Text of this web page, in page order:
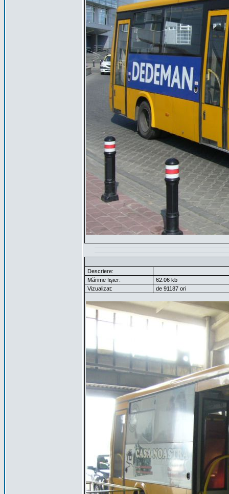
Descriere:
Mărime fişier:
62.06 kb
Vizualizat:
de 91187 ori